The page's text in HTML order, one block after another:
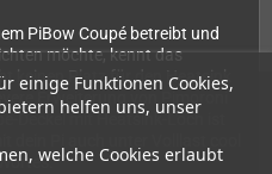
einige Funktionen Cookies,
helfen uns, unser
welche Cookies erlaubt
PiBow Coupé betreibt und
möchte, kennt das
keinen Platz für den Heatsink
Erweiterung von Pimoroni
Deckel mit Heatsink-Loch ist
dein Pi auch unter Volllast cool